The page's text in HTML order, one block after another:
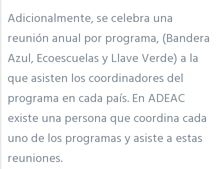
Adicionalmente, se celebra una
reunión anual por programa, (Bandera
Azul, Ecoescuelas y Llave Verde) a la
que asisten los coordinadores del
programa en cada país. En ADEAC
existe una persona que coordina cada
uno de los programas y asiste a estas
reuniones.